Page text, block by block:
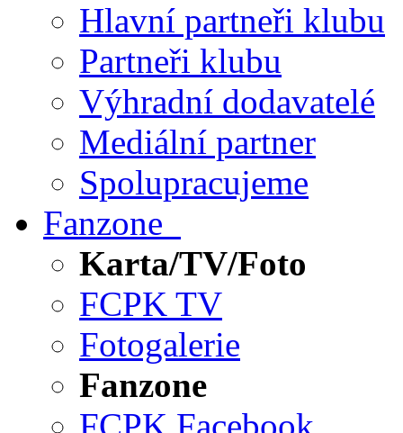
Hlavní partneři klubu
Partneři klubu
Výhradní dodavatelé
Mediální partner
Spolupracujeme
Fanzone
Karta/TV/Foto
FCPK TV
Fotogalerie
Fanzone